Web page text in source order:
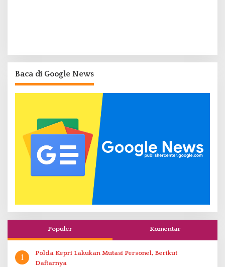
Baca di Google News
Populer Komentar
1
Polda Kepri Lakukan Mutasi Personel, Berikut
Daftarnya